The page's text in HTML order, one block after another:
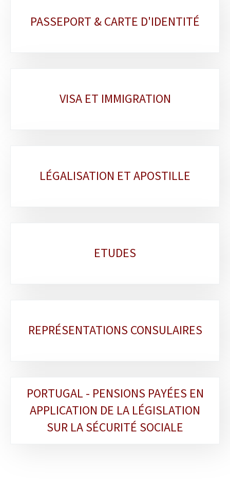
PASSEPORT & CARTE D'IDENTITÉ
VISA ET IMMIGRATION
LÉGALISATION ET APOSTILLE
ETUDES
REPRÉSENTATIONS CONSULAIRES
PORTUGAL - PENSIONS PAYÉES EN
APPLICATION DE LA LÉGISLATION
SUR LA SÉCURITÉ SOCIALE